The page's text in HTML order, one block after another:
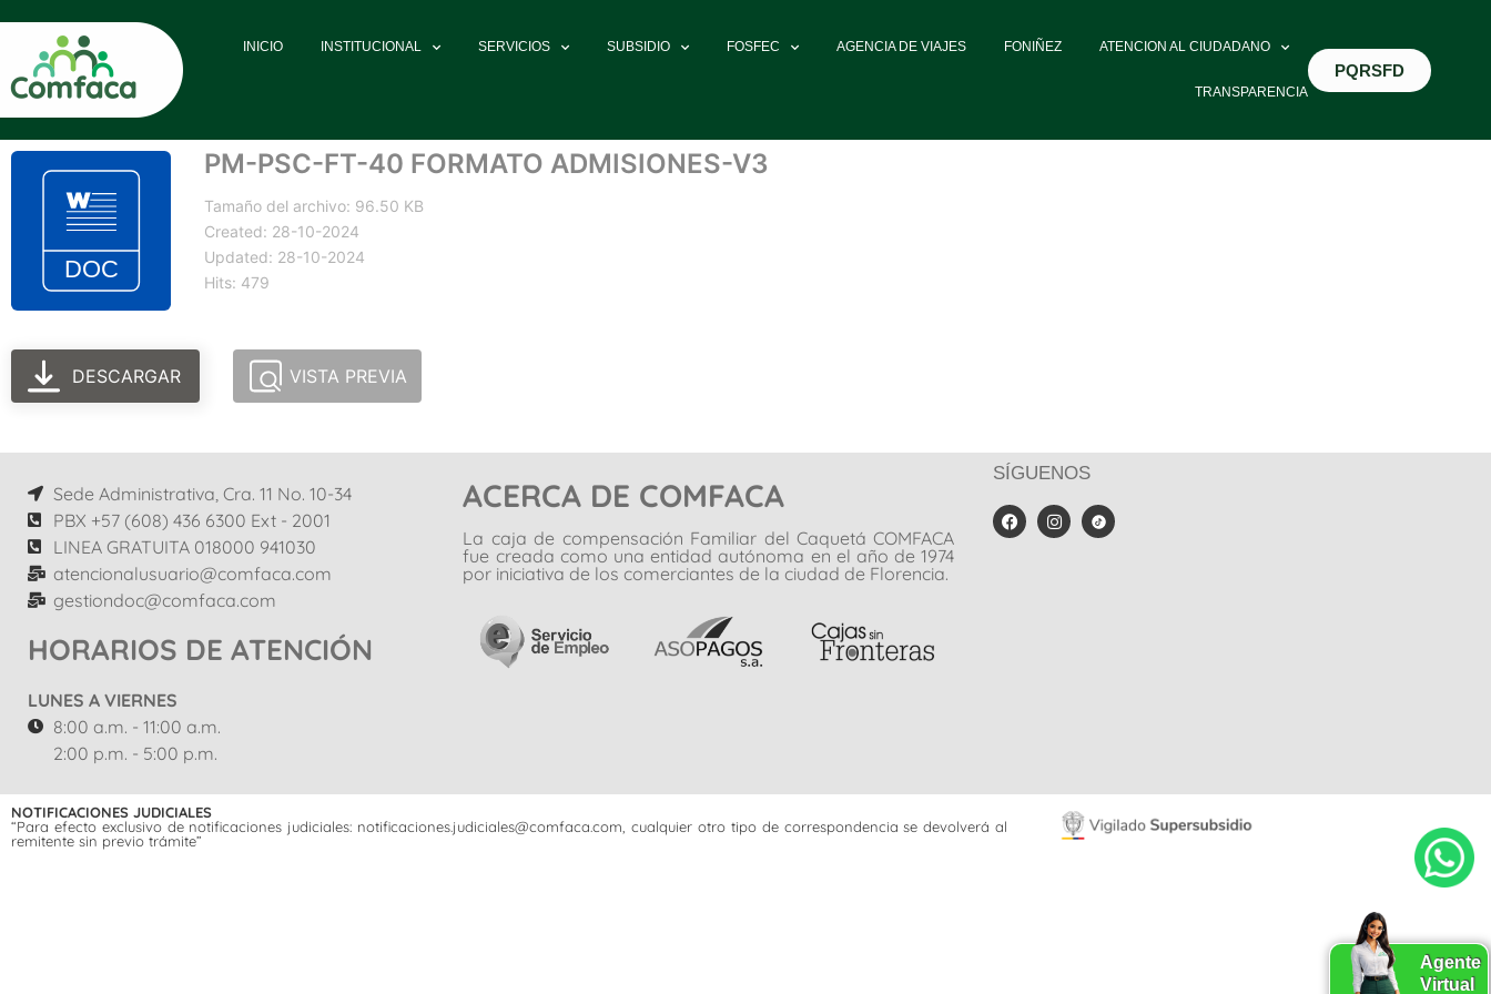
INICIO INSTITUCIONAL SERVICIOS SUBSIDIO FOSFEC AGENCIA DE VIAJES FONIÑEZ ATENCION AL CIUDADANO
TRANSPARENCIA
PQRSFD
PM-PSC-FT-40 FORMATO ADMISIONES-V3
Tamaño del archivo: 96.50 KB
Created: 28-10-2024
Updated: 28-10-2024
Hits: 479
DESCARGAR VISTA PREVIA
Sede Administrativa, Cra. 11 No. 10-34
PBX +57 (608) 436 6300 Ext - 2001
LINEA GRATUITA 018000 941030
atencionalusuario@comfaca.com
gestiondoc@comfaca.com
HORARIOS DE ATENCIÓN
LUNES A VIERNES
8:00 a.m. - 11:00 a.m.
2:00 p.m. - 5:00 p.m.
ACERCA DE COMFACA
La caja de compensación Familiar del Caquetá COMFACA
fue creada como una entidad autónoma en el año de 1974
por iniciativa de los comerciantes de la ciudad de Florencia.
SÍGUENOS
NOTIFICACIONES JUDICIALES
“Para efecto exclusivo de notificaciones judiciales: notificaciones.judiciales@comfaca.com, cualquier otro tipo de correspondencia se devolverá al
remitente sin previo trámite”
Agente
Virtual